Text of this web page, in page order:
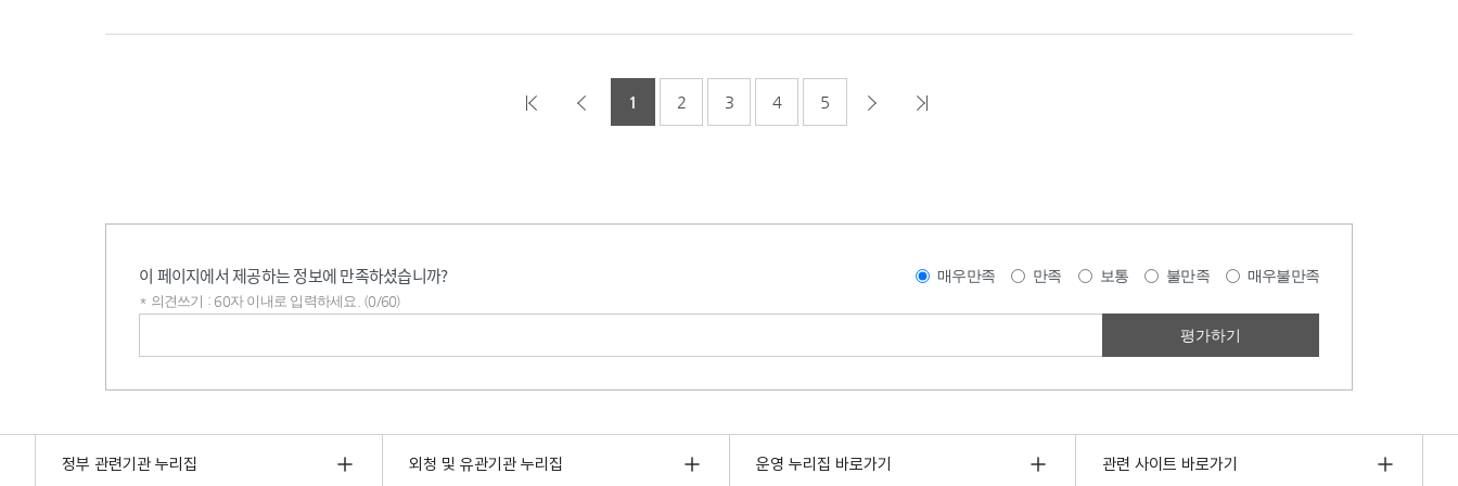
1 2 3 4 5
이 페이지에서 제공하는 정보에 만족하셨습니까? 매우만족 만족 보통 불만족 매우불만족
* 의견쓰기 : 60자 이내로 입력하세요. (0/60)
정부 관련기관 누리집 외청 및 유관기관 누리집 운영 누리집 바로가기 관련 사이트 바로가기